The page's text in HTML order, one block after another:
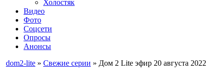
Холостяк
Видео
Фото
Соцсети
Опросы
Анонсы
dom2-lite » Свежие серии » Дом 2 Lite эфир 20 августа 2022